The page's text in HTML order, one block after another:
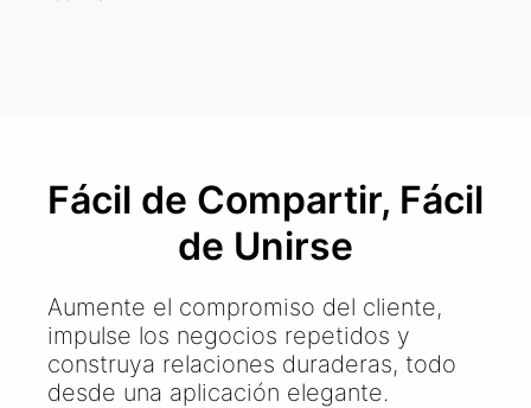
Fácil de Compartir, Fácil
de Unirse
Aumente el compromiso del cliente,
impulse los negocios repetidos y
construya relaciones duraderas, todo
desde una aplicación elegante.